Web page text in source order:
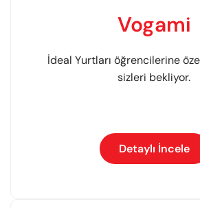
Vogami
İdeal Yurtları öğrencilerine
sizleri bekliyor.
Detaylı İncele